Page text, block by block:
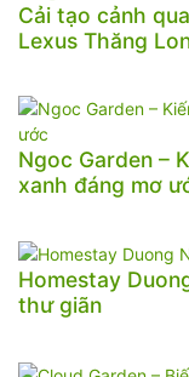
Cải tạo cảnh
Lexus Thăng
Ngoc Garden –
xanh đáng mơ
Homestay
thư giãn